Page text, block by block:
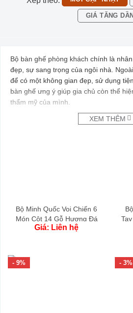
GIÁ TĂNG DẦN
Bộ bàn ghế phòng khách chính là
đẹp, sự sang trọng của ngôi nhà.
để có một không gian đẹp, sử dụng
bàn ghế ưng ý giúp gia chủ còn thể
thẩm mỹ của mình.
Sở hữu bộ bàn ghế gỗ cao cấp quý
phu, từ những đôi bàn tay của các
XEM THÊM
Bộ Minh Quốc Voi Chiến 6
Món Cột 14 Gỗ Hương Đá
– Mẫu 3 Vách Cong
Giá: Liên hệ
- 9% - 3%